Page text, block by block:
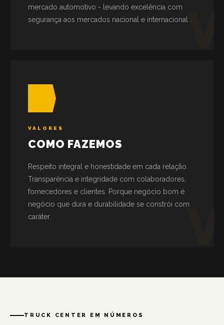
V
mercado automotivo - levando excelência com
segurança aos mercados nacional e internacional.
V
VALORES
COMO FAZEMOS
Respeito integral e honestidade em cada relação.
Transparência e integridade com colaboradores,
fornecedores e clientes. Porque negócio bom é
negócio que dura e durabilidade se constrói com
caráter.
TRUCK CENTER EM NÚMEROS